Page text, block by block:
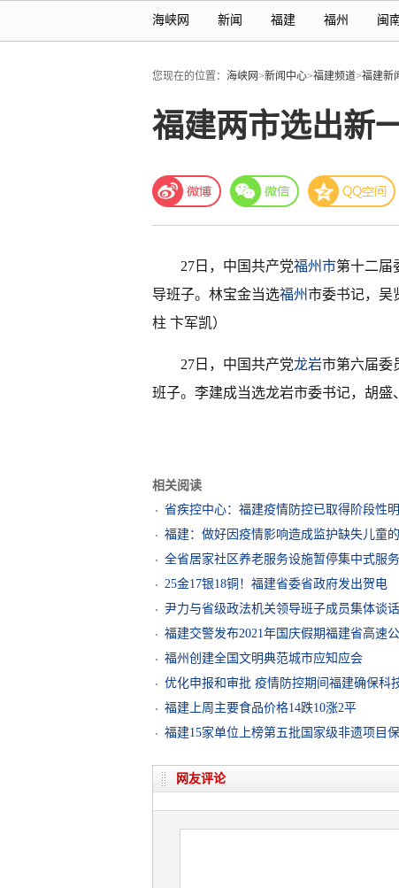
海峡网 新闻 福建 福州 闽
您现在的位置： 海峡网>新闻中心>福建频道>福建新
福建两市选出新
27日，中国共产党福州市第十二届
导班子。林宝金当选福州市委书记，吴
柱 卞军凯）
27日，中国共产党龙岩市第六届委
班子。李建成当选龙岩市委书记，胡盛
相关阅读
省疾控中心：福建疫情防控已取得阶段性
福建：做好因疫情影响造成监护缺失儿童
全省居家社区养老服务设施暂停集中式服
25金17银18铜！福建省委省政府发出贺电
尹力与省级政法机关领导班子成员集体谈话
福建交警发布2021年国庆假期福建省高速
福州创建全国文明典范城市应知应会
优化申报和审批 疫情防控期间福建确保科
福建上周主要食品价格14跌10涨2平
福建15家单位上榜第五批国家级非遗项目
网友评论